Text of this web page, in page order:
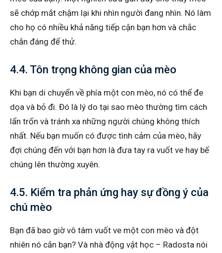
sẽ chớp mắt chậm lại khi nhìn người đang nhìn. Nó làm
cho họ có nhiều khả năng tiếp cận bạn hơn và chắc
chắn đáng để thử.
4.4. Tôn trọng không gian của mèo
Khi bạn di chuyển về phía một con mèo, nó có thể đe
dọa và bỏ đi. Đó là lý do tại sao mèo thường tìm cách
lẩn trốn và tránh xa những người chúng không thích
nhất. Nếu bạn muốn có được tình cảm của mèo, hãy
đợi chúng đến với bạn hơn là đưa tay ra vuốt ve hay bế
chúng lên thường xuyên.
4.5. Kiểm tra phản ứng hay sự đồng ý của
chú mèo
Bạn đã bao giờ vô tâm vuốt ve một con mèo và đột
nhiên nó cắn bạn? Và nhà động vật học – Radosta nói